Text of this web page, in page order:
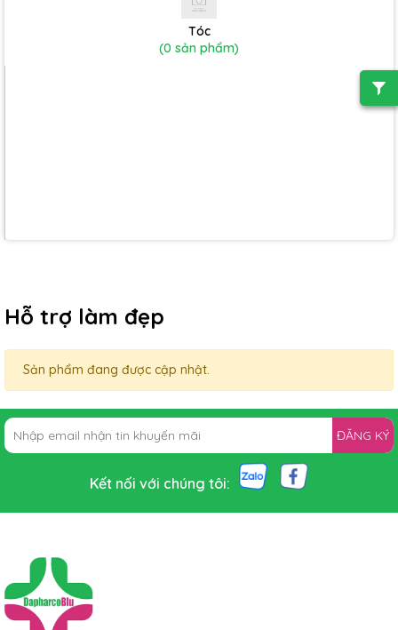
Tóc
(0 sản phẩm)
Hỗ trợ làm đẹp
Sản phẩm đang được cập nhật.
ĐĂNG KÝ
Kết nối với chúng tôi: